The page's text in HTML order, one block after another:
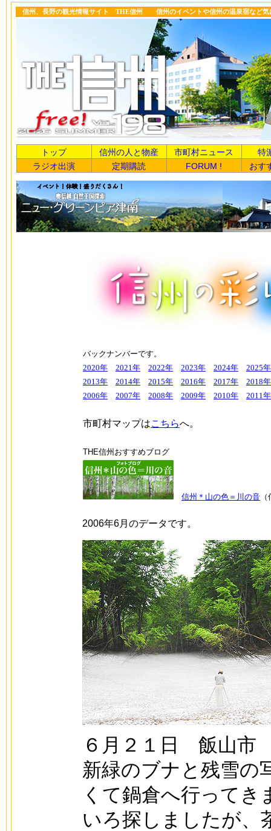
信州、長野の観光情報サイト THE信州 信州のイベントや信州の温泉宿など気
トップ 信州の人と物産 市町村ニュース
特
ラジオ出演
定期購読 FORUM ! おす
バックナンバーです。
2020年
2021年 2022年 2023年 2024年
2025年
2013年
2014年 2015年 2016年 2017年
2018年
2006年
2007年 2008年 2009年 2010年 2011年
市町村マップはこちらへ。
THE信州おすすめブログ
信州＊山の色＝川の音
2006年6月のデータです。
６月２１日 飯山市
新緑のブナと残雪の
くて鍋倉へ行ってき
いろ探しましたが、